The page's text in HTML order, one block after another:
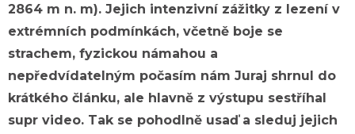
2864 m n. m). Jejich intenzivní zážitky z lezení v
extrémních podmínkách, včetně boje se
strachem, fyzickou námahou a
nepředvídatelným počasím nám Juraj shrnul do
krátkého článku, ale hlavně z výstupu sestříhal
supr video. Tak se pohodlně usaď a sleduj jejich